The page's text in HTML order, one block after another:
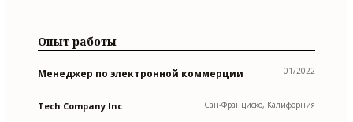
Опыт работы
Менеджер по электронной коммерции 01/2022
Tech Company Inc Сан-Франциско, Калифорния